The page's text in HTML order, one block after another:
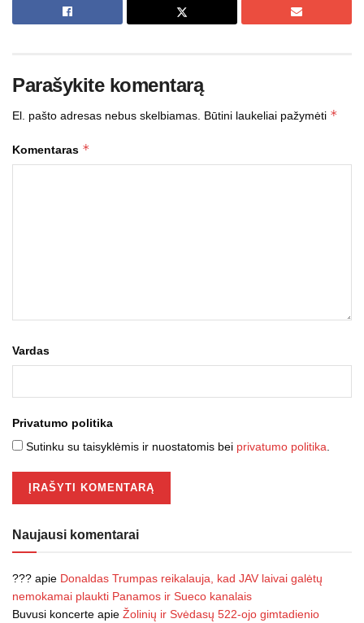
Parašykite komentarą
El. pašto adresas nebus skelbiamas. Būtini laukeliai pažymėti *
Komentaras *
Vardas
Privatumo politika
Sutinku su taisyklėmis ir nuostatomis bei privatumo politika
Naujausi komentarai
??? apie Donaldas Trumpas reikalauja, kad JAV laivai galėtų
nemokamai plaukti Panamos ir Sueco kanalais
Buvusi koncerte apie Žolinių ir Svėdasų 522-ojo gimtadienio